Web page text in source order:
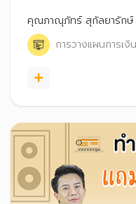
นักท่องเที่ยว รวมถึงแนะน
Blogger
คุณภาณุภัทร์ สุกัลยารักษ์
การวางแผนการเงิน